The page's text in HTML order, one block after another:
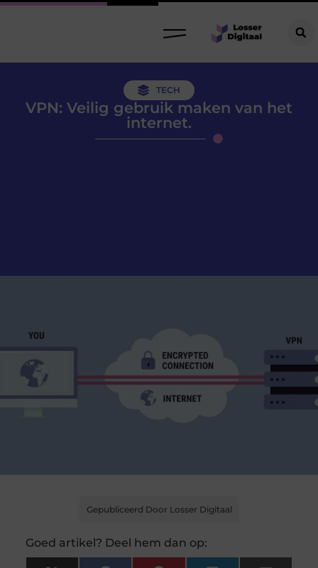
TECH
VPN: Veilig gebruik maken van het
internet.
Gepubliceerd Door Losser Digitaal
Goed artikel? Deel hem dan op: